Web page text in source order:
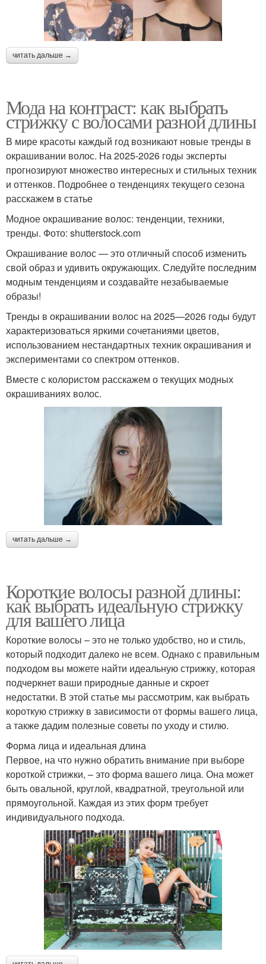
читать дальше →
Мода на контраст: как выбрать
стрижку с волосами разной длины
В мире красоты каждый год возникают новые тренды в
окрашивании волос. На 2025-2026 годы эксперты
прогнозируют множество интересных и стильных техник
и оттенков. Подробнее о тенденциях текущего сезона
расскажем в статье
Модное окрашивание волос: тенденции, техники,
тренды. Фото: shutterstock.com
Окрашивание волос — это отличный способ изменить
свой образ и удивить окружающих. Следуйте последним
модным тенденциям и создавайте незабываемые
образы!
Тренды в окрашивании волос на 2025—2026 годы будут
характеризоваться яркими сочетаниями цветов,
использованием нестандартных техник окрашивания и
экспериментами со спектром оттенков.
Вместе с колористом расскажем о текущих модных
окрашиваниях волос.
читать дальше →
Короткие волосы разной длины:
как выбрать идеальную стрижку
для вашего лица
Короткие волосы – это не только удобство, но и стиль,
который подходит далеко не всем. Однако с правильным
подходом вы можете найти идеальную стрижку, которая
подчеркнет ваши природные данные и скроет
недостатки. В этой статье мы рассмотрим, как выбрать
короткую стрижку в зависимости от формы вашего лица,
а также дадим полезные советы по уходу и стилю.
Форма лица и идеальная длина
Первое, на что нужно обратить внимание при выборе
короткой стрижки, – это форма вашего лица. Она может
быть овальной, круглой, квадратной, треугольной или
прямоугольной. Каждая из этих форм требует
индивидуального подхода.